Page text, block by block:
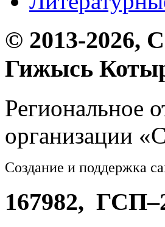
© 2013-2026,
Гижысь
Региональное
организации
Создание и поддержка
167982,